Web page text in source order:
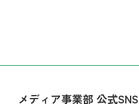
メディア事業部 公式SNS